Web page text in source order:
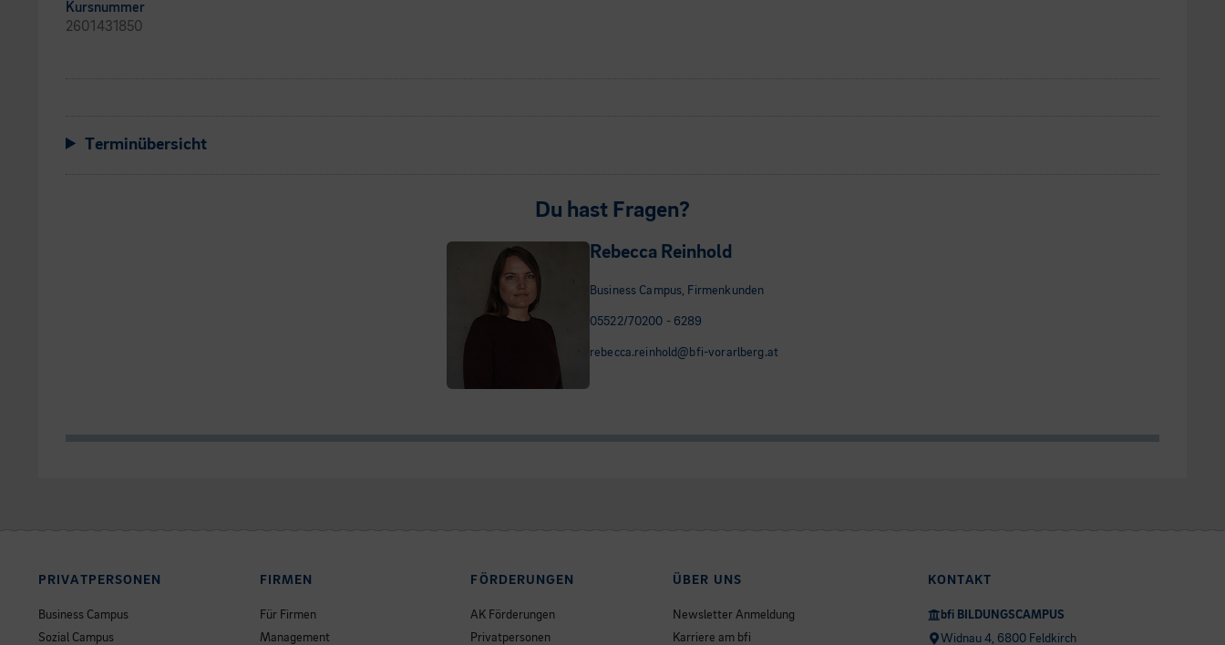
Kursnummer
2601431850
Terminübersicht
Du hast Fragen?
Rebecca Reinhold
Business Campus, Firmenkunden
05522/70200 - 6289
rebecca.reinhold@bfi-vorarlberg.at
PRIVATPERSONEN
Business Campus
Sozial Campus
FIRMEN
Für Firmen
Management
FÖRDERUNGEN
AK Förderungen
Privatpersonen
ÜBER UNS
Newsletter Anmeldung
Karriere am bfi
KONTAKT
bfi BILDUNGSCAMPUS
Widnau 4, 6800 Feldkirch